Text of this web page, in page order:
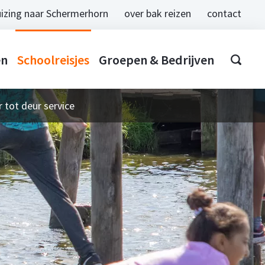
naar Schermerhorn over bak reizen contact
Schoolreisjes Groepen & Bedrijven
tot deur service